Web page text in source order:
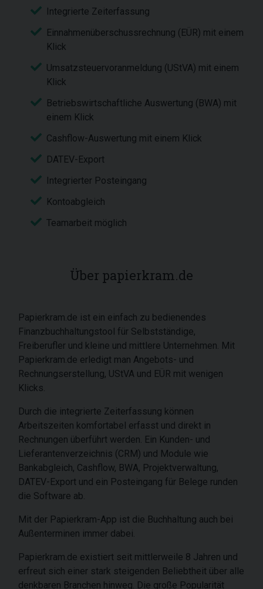
Integrierte Zeiterfassung
Einnahmenüberschussrechnung (EÜR) mit einem
Klick
Umsatzsteuervoranmeldung (UStVA) mit einem
Klick
Betriebswirtschaftliche Auswertung (BWA) mit
einem Klick
Cashflow-Auswertung mit einem Klick
DATEV-Export
Integrierter Posteingang
Kontoabgleich
Teamarbeit möglich
Über papierkram.de
Papierkram.de ist ein einfach zu bedienendes
Finanzbuchhaltungstool für Selbstständige,
Freiberufler und kleine und mittlere Unternehmen. Mit
Papierkram.de erledigt man Angebots- und
Rechnungserstellung, UStVA und EÜR mit wenigen
Klicks.
Durch die integrierte Zeiterfassung können
Arbeitszeiten komfortabel erfasst und direkt in
Rechnungen überführt werden. Ein Kunden- und
Lieferantenverzeichnis (CRM) und Module wie
Bankabgleich, Cashflow, BWA, Projektverwaltung,
DATEV-Export und ein Posteingang für Belege runden
die Software ab.
Mit der Papierkram-App ist die Buchhaltung auch bei
Außenterminen immer dabei.
Papierkram.de existiert seit mittlerweile 8 Jahren und
erfreut sich einer stark steigenden Beliebtheit über alle
denkbaren Branchen hinweg. Die große Popularität